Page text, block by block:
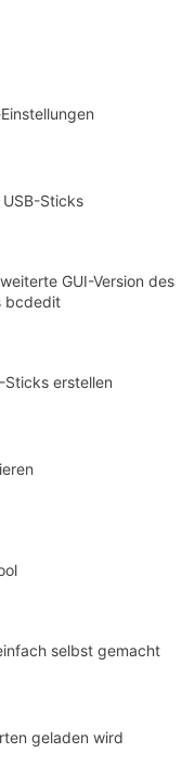
Sticks
GUI-Version des
bcdedit
Sticks erstellen
selbst gemacht
geladen wird